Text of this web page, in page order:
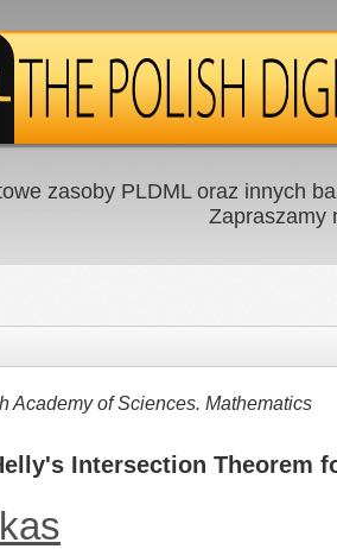
zasoby PLDML oraz innych
Zapraszamy
Academy of Sciences. Mathematics
Intersection Theorem